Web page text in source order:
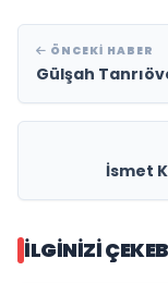
ÖNCEKI HABER
Gülşah
İsmet
İLGINIZI